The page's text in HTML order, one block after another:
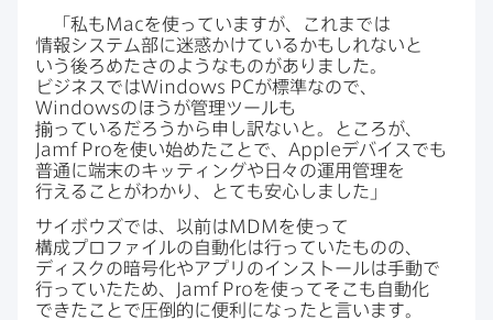
「私もMacを​使っていますが、​これまでは​
情報システム部に​迷惑かけているかもしれないと​
いう​後ろめたさのような​ものが​ありました。​
ビジネスではWindows PCが​標準なので、
Windowsの​ほうが​管理ツールも​
揃っているだろうから​申し訳ないと。​ところが、
Jamf Proを​使い​始めた​ことで、 Appleデバイスでも​
普通に​端末の​キッティングや​日々の​運用管理を​
行える​ことが​わかり、​とても​安心しました」
サイボウズでは、​以前はMDMを​使って​
構成プロファイルの​自動化は​行っていた​ものの、​
ディスクの​暗号化や​アプリの​インストールは​手動で​
行っていた​ため、
Jamf Proを​使って​そこも​自動化​
できた​ことで​圧倒的に​便利に​なったと​言います。